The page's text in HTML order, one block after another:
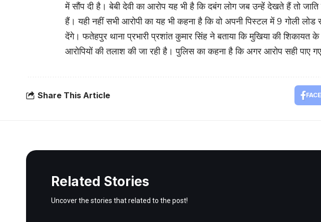
में सौंप दी है। बेबी देवी का आरोप यह भी है कि दबंग लोग जब उन्हें देखते हैं तो
हैं। यही नहीं सभी आरोपी का यह भी कहना है कि वो अपनी पिस्टल में 9 गोली
देंगे। फतेहपुर थाना प्रभारी प्रशांत कुमार सिंह ने बताया कि मुखिया की शिकायत
आरोपियों की तलाश की जा रही है। पुलिस का कहना है कि अगर आरोप सही पाए गए,
Share This Article
Related Stories
Uncover the stories that related to the post!